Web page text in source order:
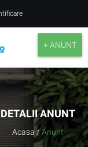
+ ANUNT
DETALII ANUNT
Acasa / Anunt